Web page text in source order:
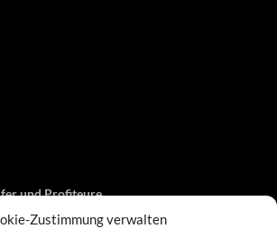
Zustimmung verwalten
und Profiteure
VPN- und Web-Proxy…